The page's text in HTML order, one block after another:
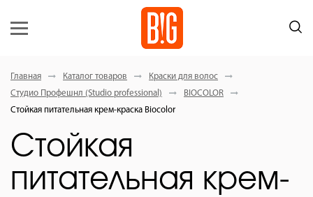
Главная Каталог товаров
Краски для волос
Студио Профешнл (Studio professional)
BIOCOLOR
Стойкая питательная крем-краска Вiocolor
Стойкая
питательная крем-